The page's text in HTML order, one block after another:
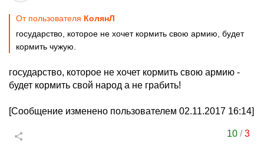
От пользователя КолянЛ
государство, которое не хочет кормить свою армию, будет
кормить чужую.
государство, которое не хочет кормить свою армию -
будет кормить свой народ а не грабить!
[Сообщение изменено пользователем 02.11.2017 16:14]
10 /3